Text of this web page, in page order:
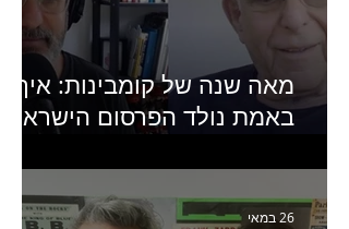
מאה שנה של קומבינות: איך
באמת נולד הפרסום
מחבר הספר "מסע פרסום:
פרקים בחיי הפרסום
26 במאי